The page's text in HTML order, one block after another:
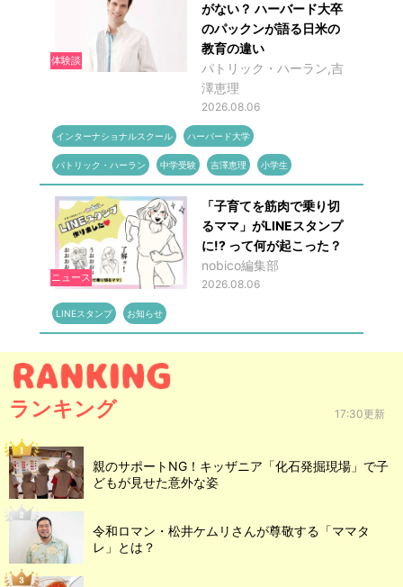
体験談
がない？ ハーバード大卒
のパックンが語る日米の
教育の違い
パトリック・ハーラン,吉
澤恵理
2026.08.06
インターナショナルスクール ハーバード大学
パトリック・ハーラン 中学受験 吉澤恵理 小学生
ニュース
「子育てを筋肉で乗り切
るママ」がLINEスタンプ
に!? って何が起こった？
nobico編集部
2026.08.06
LINEスタンプ お知らせ
ランキング 17:30更新
親のサポートNG！キッザニア「化石発掘現場」で子
どもが見せた意外な姿
令和ロマン・松井ケムリさんが尊敬する「ママタ
レ」とは？